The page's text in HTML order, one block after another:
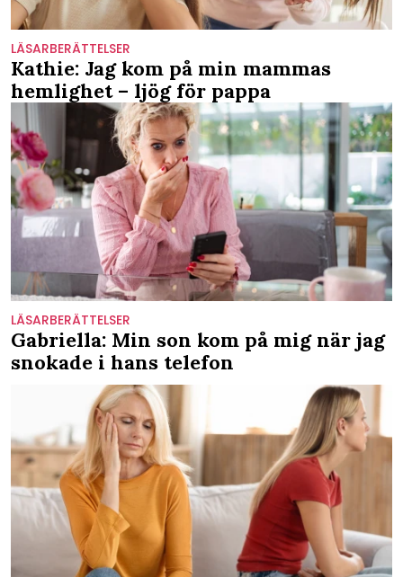
LÄSARBERÄTTELSER
Kathie: Jag kom på min mammas
hemlighet – ljög för pappa
LÄSARBERÄTTELSER
Gabriella: Min son kom på mig när jag
snokade i hans telefon